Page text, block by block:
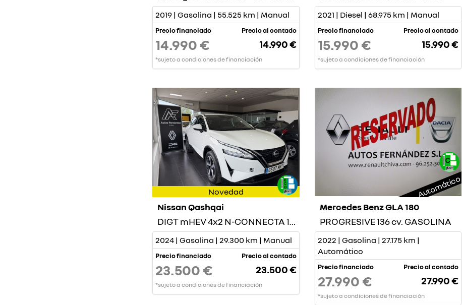
2019 | Gasolina | 55.525 km | Manual
Precio financiado
14.990 €
*sujeto a condiciones de financiación
Precio al contado
14.990 €
2021 | Diesel | 68.975 km | Manual
Precio financiado
15.990 €
*sujeto a condiciones de financiación
Precio al contado
15.990 €
Novedad
Nissan Qashqai
DIGT mHEV 4x2 N-CONNECTA 140cv-GASOLINA-
2024 | Gasolina | 29.300 km | Manual
Precio financiado
23.500 €
*sujeto a condiciones de financiación
Precio al contado
23.500 €
Automático
Mercedes Benz GLA 180
PROGRESIVE 136 cv. GASOLINA
2022 | Gasolina | 27.175 km |
Automático
Precio financiado
27.990 €
*sujeto a condiciones de financiación
Precio al contado
27.990 €